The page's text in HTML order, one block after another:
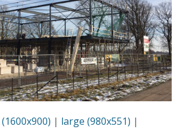
| large (980x551) |